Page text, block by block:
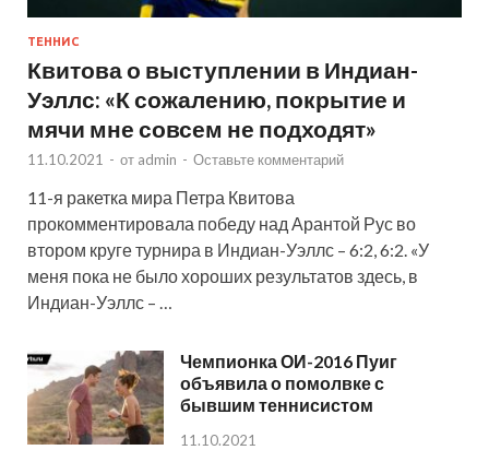
ТЕННИС
Квитова о выступлении в Индиан-
Уэллс: «К сожалению, покрытие и
мячи мне совсем не подходят»
11.10.2021 - от admin - Оставьте комментарий
11-я ракетка мира Петра Квитова
прокомментировала победу над Арантой Рус во
втором круге турнира в Индиан-Уэллс – 6:2, 6:2. «У
меня пока не было хороших результатов здесь, в
Индиан-Уэллс – …
Чемпионка ОИ-2016 Пуиг
объявила о помолвке с
бывшим теннисистом
11.10.2021